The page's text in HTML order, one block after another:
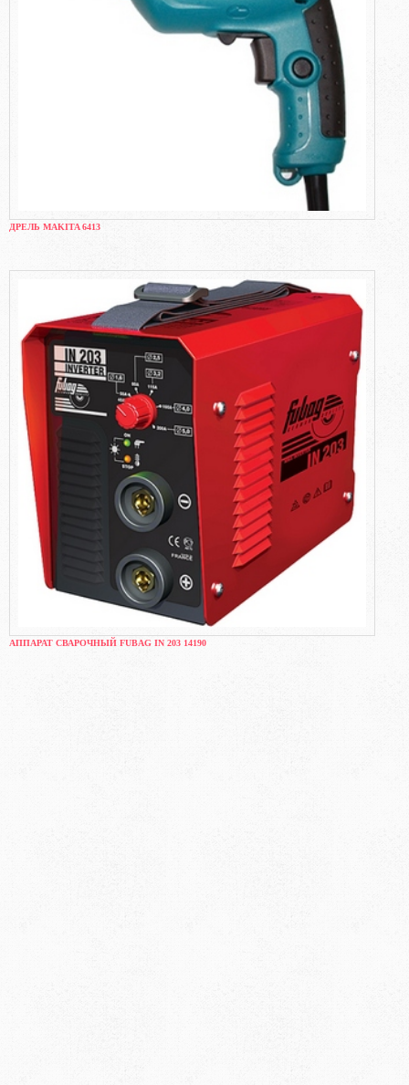
ДРЕЛЬ MAKITA 6413
АППАРАТ СВАРОЧНЫЙ FUBAG IN 203 14190